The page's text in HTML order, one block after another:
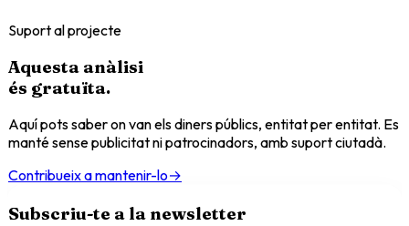
Suport al projecte
Aquesta anàlisi
és gratuïta.
Aquí pots saber on van els diners públics, entitat per entitat. Es
manté sense publicitat ni patrocinadors, amb suport ciutadà.
Contribueix a mantenir-lo→
Subscriu-te a la newsletter